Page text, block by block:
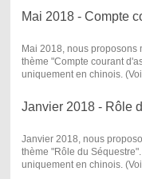
Mai 2018 - Compte
Mai 2018, nous proposons
thème "Compte courant
uniquement en chinois.
Janvier 2018 - Rôle
Janvier 2018, nous
thème "Rôle du
uniquement en chinois.